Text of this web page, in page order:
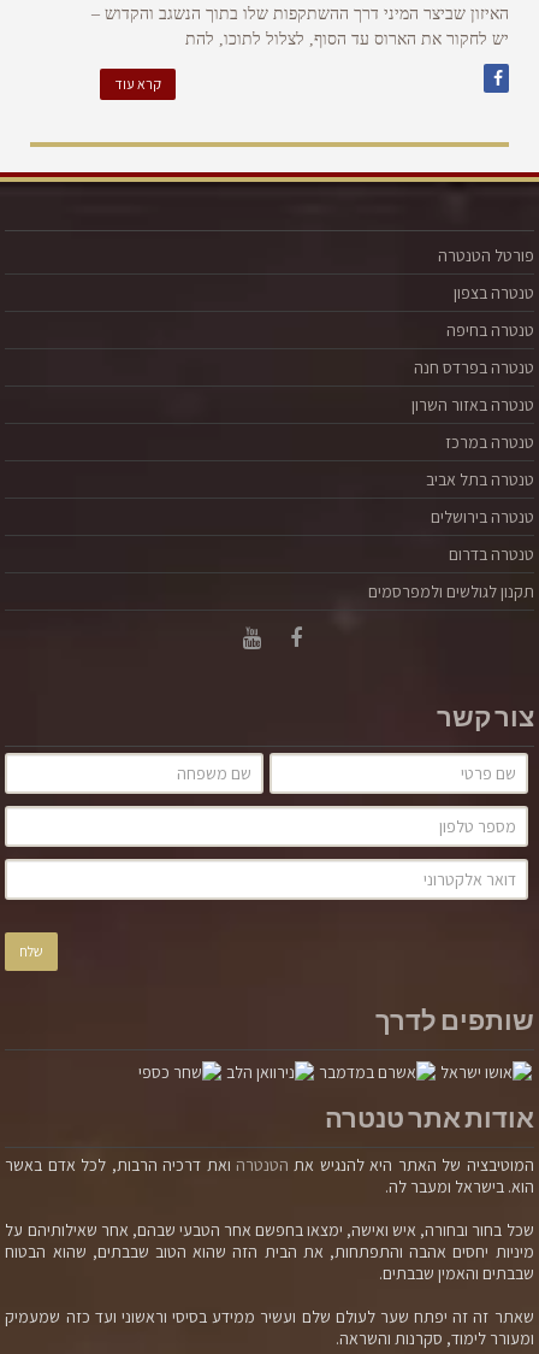
האיזון שביצר המיני דרך ההשתקפות שלו בתוך הנשגב והקדוש –
יש לחקור את הארוס עד הסוף, לצלול לתוכו, להת
קרא עוד
פורטל הטנטרה
טנטרה בצפון
טנטרה בחיפה
טנטרה בפרדס חנה
טנטרה באזור השרון
טנטרה במרכז
טנטרה בתל אביב
טנטרה בירושלים
טנטרה בדרום
תקנון לגולשים ולמפרסמים
צור קשר
שותפים לדרך
אודות אתר טנטרה
המוטיבציה של האתר היא להנגיש את הטנטרה ואת דרכיה הרבות, לכל אדם באשר
הוא. בישראל ומעבר לה.
שכל בחור ובחורה, איש ואישה, ימצאו בחפשם אחר הטבעי שבהם, אחר שאילותיהם על
מיניות יחסים אהבה והתפתחות, את הבית הזה שהוא הטוב שבבתים, שהוא הבטוח
שבבתים והאמין שבבתים.
שאתר זה זה יפתח שער לעולם שלם ועשיר ממידע בסיסי וראשוני ועד כזה שמעמיק
ומעורר לימוד, סקרנות והשראה.